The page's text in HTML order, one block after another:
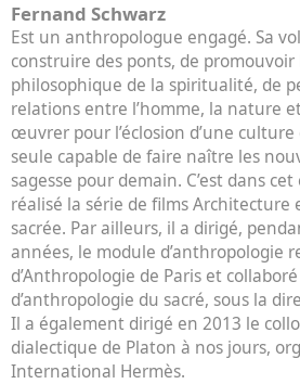
Fernand Schwarz
Est un anthropologue engagé. Sa
construire des ponts, de promouvoir
philosophique de la spiritualité, de
relations entre l’homme, la nature
œuvrer pour l’éclosion d’une culture
seule capable de faire naître les
sagesse pour demain. C’est dans cet
réalisé la série de films Architecture
sacrée. Par ailleurs, il a dirigé,
années, le module d’anthropologie
d’Anthropologie de Paris et
d’anthropologie du sacré, sous la
Il a également dirigé en 2013 le
dialectique de Platon à nos jours,
International Hermès.